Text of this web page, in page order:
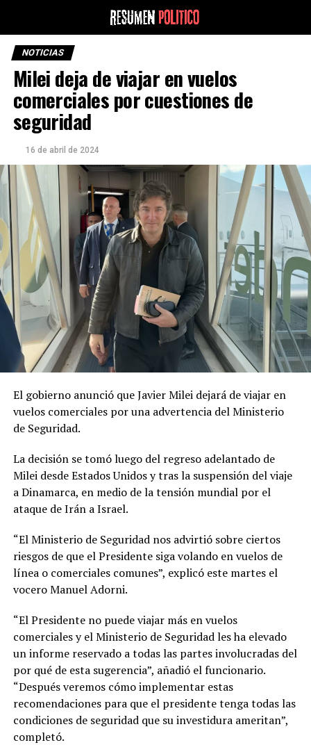
NOTICIAS
Milei deja de viajar en vuelos
comerciales por cuestiones de
seguridad
16 de abril de 2024
El gobierno anunció que Javier Milei dejará de viajar en
vuelos comerciales por una advertencia del Ministerio
de Seguridad.
La decisión se tomó luego del regreso adelantado de
Milei desde Estados Unidos y tras la suspensión del viaje
a Dinamarca, en medio de la tensión mundial por el
ataque de Irán a Israel.
“El Ministerio de Seguridad nos advirtió sobre ciertos
riesgos de que el Presidente siga volando en vuelos de
línea o comerciales comunes”, explicó este martes el
vocero Manuel Adorni.
“El Presidente no puede viajar más en vuelos
comerciales y el Ministerio de Seguridad les ha elevado
un informe reservado a todas las partes involucradas del
por qué de esta sugerencia”, añadió el funcionario.
“Después veremos cómo implementar estas
recomendaciones para que el presidente tenga todas las
condiciones de seguridad que su investidura ameritan”,
completó.